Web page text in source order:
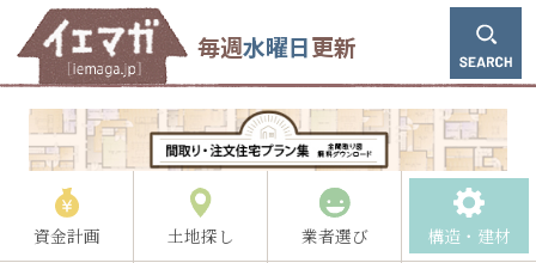
毎週水曜日更新
資金計画 土地探し 業者選び 構造・建材